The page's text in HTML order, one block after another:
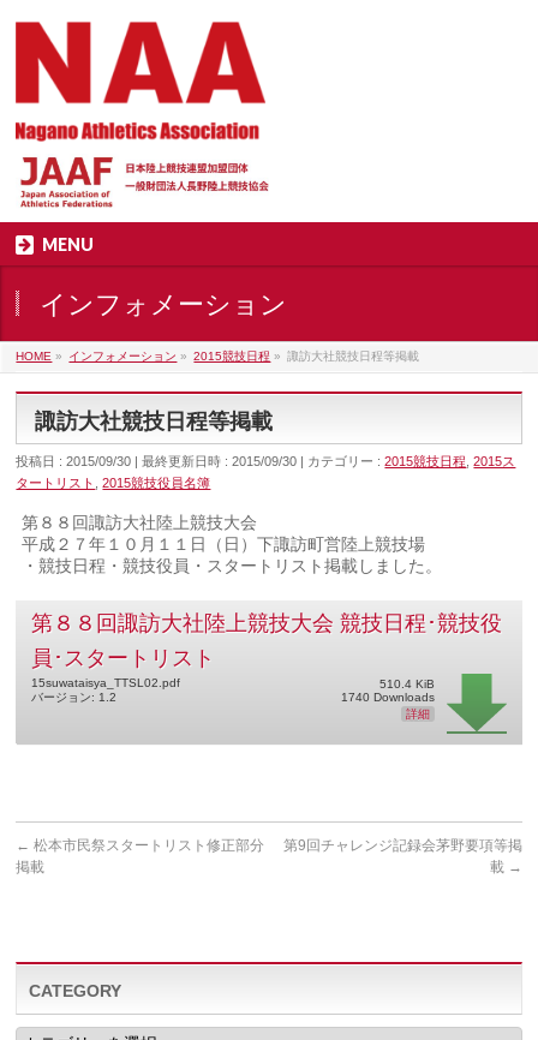
MENU
インフォメーション
HOME » インフォメーション » 2015競技日程 » 諏訪大社競技日程等掲載
諏訪大社競技日程等掲載
投稿日 : 2015/09/30 最終更新日時 : 2015/09/30 カテゴリー :2015競技日程 ,2015ス
タートリスト
,2015競技役員名簿
第８８回諏訪大社陸上競技大会
平成２７年１０月１１日（日）下諏訪町営陸上競技場
・競技日程・競技役員・スタートリスト掲載しました。
第８８回諏訪大社陸上競技大会 競技日程･競技役
員･スタートリスト
15suwataisya_TTSL02.pdf
バージョン: 1.2
510.4 KiB
1740 Downloads
詳細
← 松本市民祭スタートリスト修正部分
掲載
第9回チャレンジ記録会茅野要項等掲
載 →
CATEGORY
CATEGORY